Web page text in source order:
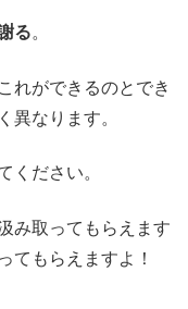
る。
れができるのとでき
異なります。
ください。
み取ってもらえます
てもらえますよ！